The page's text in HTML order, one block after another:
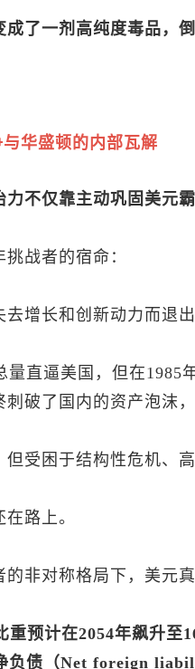
成了一剂高纯度毒品，
华盛顿的内部瓦解
力不仅靠主动巩固美元
战者的宿命：
去增长和创新动力而退
量直逼美国，但在
刺破了国内的资产泡沫
但受困于结构性危机、
路上。
的非对称格局下，美元
重预计在2054年飙升
负债（Net foreign